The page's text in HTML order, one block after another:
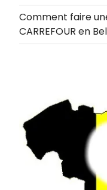
Comment faire
CARREFOUR en